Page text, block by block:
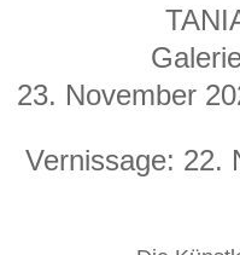
23. November
Vernissage: 22.